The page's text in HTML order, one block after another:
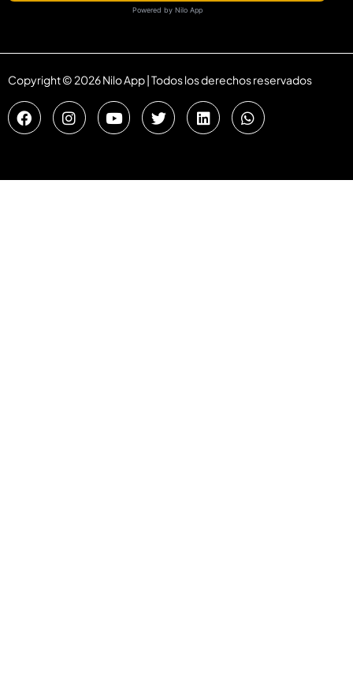
Powered by Nilo App
Copyright © 2026 Nilo App | Todos los derechos reservados